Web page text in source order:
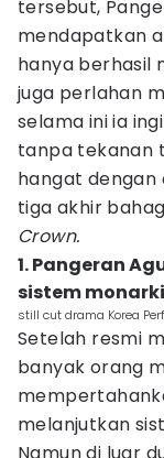
tersebut,
mendapatkan
hanya berhasil
juga perlahan
selama ini ia
tanpa tekanan
hangat dengan
tiga akhir
Crown.
1. Pangeran
sistem
still cut drama Korea
Setelah resmi
banyak orang
melanjutkan